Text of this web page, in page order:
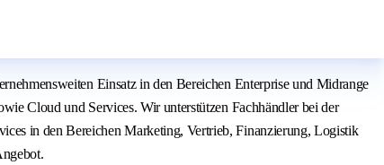
Einsatz in den Bereichen Enterprise und Midrange
Cloud und Services. Wir unterstützen Fachhändler bei der
in den Bereichen Marketing, Vertrieb, Finanzierung, Logistik